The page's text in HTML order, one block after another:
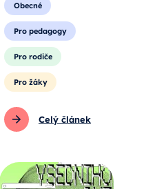
Obecné
Pro pedagogy
Pro rodiče
Pro žáky
Celý článek